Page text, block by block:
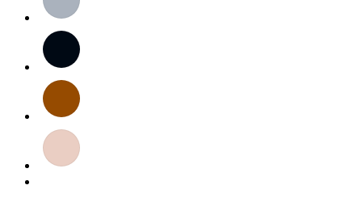
Černá
Hnědá
Růžová